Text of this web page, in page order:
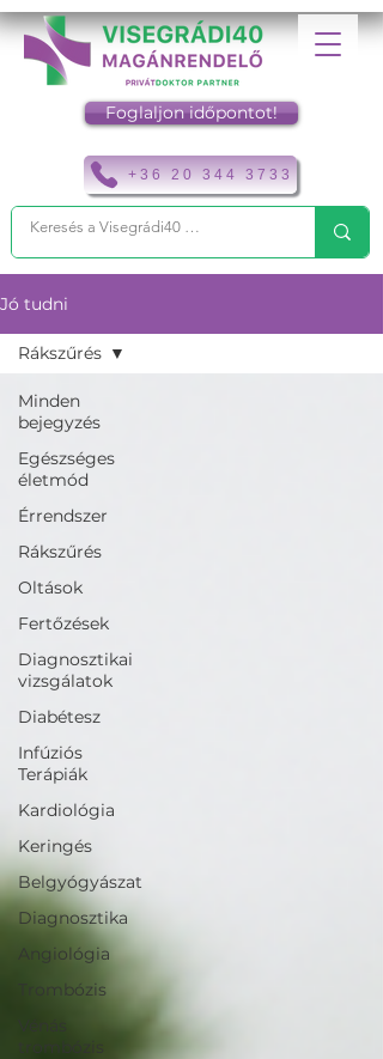
+36 20 344 3733
Foglaljon időpontot!
Jó tudni
Minden
bejegyzés
Egészséges
életmód
Érrendszer
Rákszűrés
Oltások
Fertőzések
Diagnosztikai
vizsgálatok
Diabétesz
Infúziós
Terápiák
Kardiológia
Keringés
Belgyógyászat
Diagnosztika
Angiológia
Trombózis
trombózis
Rákszűrés